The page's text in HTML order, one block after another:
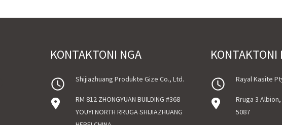
KONTAKTONI NGA
Shijiazhuang Produkte Gize Co., Ltd.
RM 812 ZHONGYUAN BUILDING #368
YOUYI NORTH RRUGA SHIJIAZHUANG
KONTAKTONI
Rayal Kasite
Rruga 3
5087